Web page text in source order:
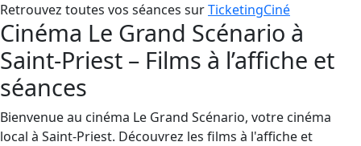
Retrouvez toutes vos séances surTicketingCiné
Cinéma Le Grand Scénario à
Saint-Priest – Films à l’affiche et
séances
Bienvenue au cinéma Le Grand Scénario, votre cinéma
local à Saint-Priest. Découvrez les films à l'affiche et